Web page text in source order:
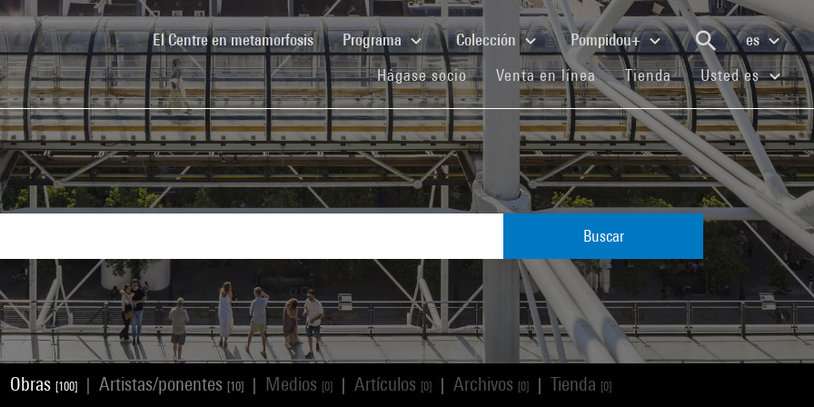
El Centre en metamorfosis(current)Programa Colección Pompidou+
es
Hágase socio(current)Venta en línea(current)
Tienda(current)Usted es
Buscar
Obras [100] Artistas/ponentes [10] Medios [0] Artículos [0] Archivos [0] Tienda [0]